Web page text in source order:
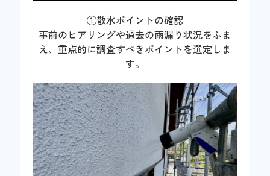
①散水ポイントの確認
事前のヒアリングや過去の雨漏り状況をふま
え、重点的に調査すべきポイントを選定しま
す。